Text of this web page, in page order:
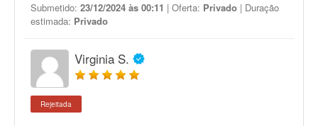
Submetido: 23/12/2024 às 00:11 | Oferta: Privado | Duração
estimada: Privado
Virginia S.
Rejeitada